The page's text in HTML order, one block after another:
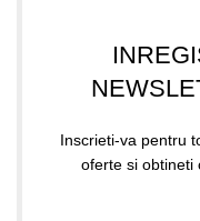
Inscrieti-va pentru
oferte si obtineti